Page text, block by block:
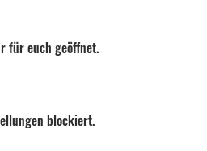
für euch geöffnet.
blockiert.